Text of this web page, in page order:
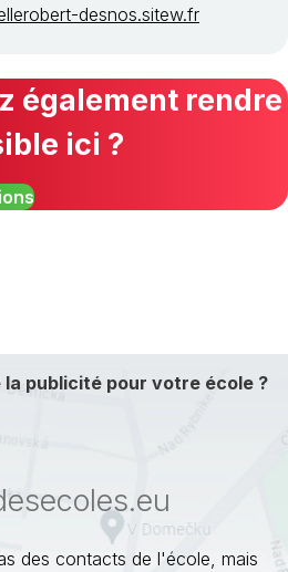
desnos.sitew.fr
également rendre
ici ?
publicité pour votre école ?
des contacts de l'école, mais